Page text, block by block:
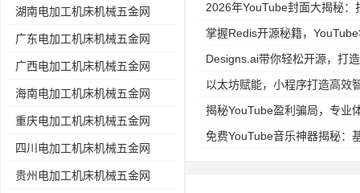
湖南电加工机床机械五金网
广东电加工机床机械五金网
广西电加工机床机械五金网
海南电加工机床机械五金网
重庆电加工机床机械五金网
四川电加工机床机械五金网
贵州电加工机床机械五金网
2026年YouTube封面大揭秘
掌握Redis开源秘籍，
Designs.ai带你轻松开源，打
以太坊赋能，小程序打造高效
揭秘YouTube盈利骗局，专业
免费YouTube音乐神器揭秘：